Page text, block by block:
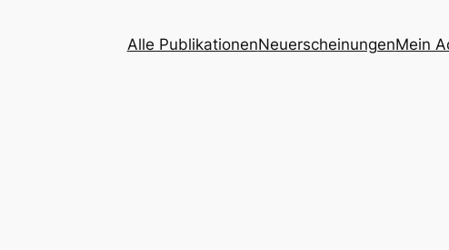
Alle PublikationenNeuerscheinungenMein